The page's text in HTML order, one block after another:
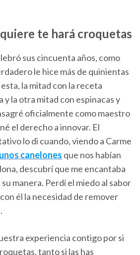
te hará croquetas
sus cincuenta años, como
le hice más de quinientas
la mitad con la receta
y la otra mitad con espinacas y
oficialmente como maestro
el derecho a innovar. El
lo di cuando, viendo a Carme
unos canelones que nos habían
descubrí que me encantaba
manera. Perdí el miedo al sabor
él la necesidad de remover
experiencia contigo por si
tanto si las has